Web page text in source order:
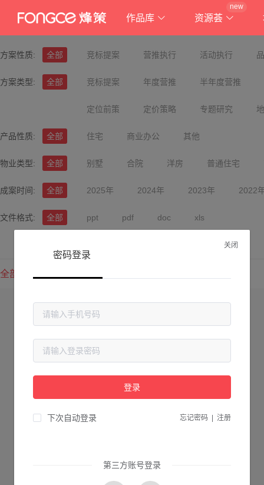
作品库 资源荟
new
方案性质: 全部 竞标提案 营推执行 活动执行
方案类型: 全部 竞标提案 年度营推 半年度营推
定位前策 定价策略 专题研究
产品性质: 全部 住宅 商业办公 其他
物业类型: 全部 别墅 合院 洋房 普通住宅
成案时间: 全部 2025年 2024年 2023年 2022
文件格式: 全部 ppt pdf doc xls
全部方案
关闭
密码登录
登录
下次自动登录 忘记密码 注册
第三方账号登录